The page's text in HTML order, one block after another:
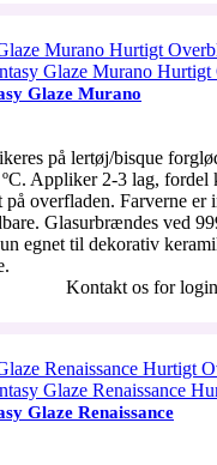
Hurtigt
Hurtigt
Glaze Murano
på lertøj/bisque
ºC. Appliker 2-3 lag, fordel
overfladen. Farverne er
Glasurbrændes ved
egnet til dekorativ
Kontakt os for login
Hurtigt
Glaze Renaissance